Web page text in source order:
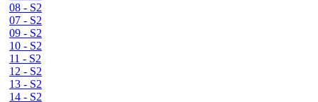
08 - S2
07 - S2
09 - S2
10 - S2
11 - S2
12 - S2
13 - S2
14 - S2